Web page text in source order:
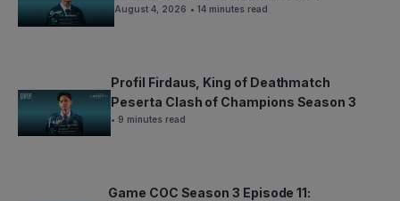
August 4, 2026 • 14 minutes read
Profil Firdaus, King of Deathmatch
Peserta Clash of Champions Season 3
• 9 minutes read
Game COC Season 3 Episode 11: